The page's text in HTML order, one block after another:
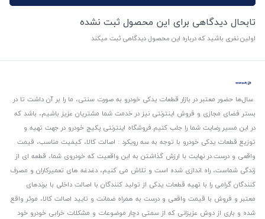
تابحال دیدگاهی برای این محصول ثبت نشده
اولین نفری باشید که درباره این محصول دیدگاهی ثبت میکند
سال‌ها حضور معتبر در بازار قطعات یدکی خودرو به صورت سنتی، ما را بر آن داشت تا در
بستر فضای مجازی و فروش اینترنتی نیز در خدمت شما مشتریان عزیز باشیم، باشد که
در این مسیر رضایت شما را جلب کنیم.فروشگاه اینترنتی پکیج خودرو در جهت تهیه و
توزیع قطعات یدکی خودرو با توجه به سه رویکرد : اصالت کالا، کیفیت مناسب، قیمت
واقعی و درست.در نهایت با ارزش گذاشتن به این واقعیت که خودروی شما، قطعه ای از
زندگی شماست، راه اندازی شده است و تلاش می کنیم، دغدغه های تعمیرکاران و مصرف
کنندگان گرامی را با تهیه قطعات یدکی از تولید کنندگان با اصالت داخلی با برندهای
معتبر و فروش با قیمت واقعی و درست به همراه ضمانت و تایید اصالت کالا، موثر واقع
شده و باری از دوش عزیزانی که از سمتی دچار موضوعات و مشکلات خرابی خودرو خود